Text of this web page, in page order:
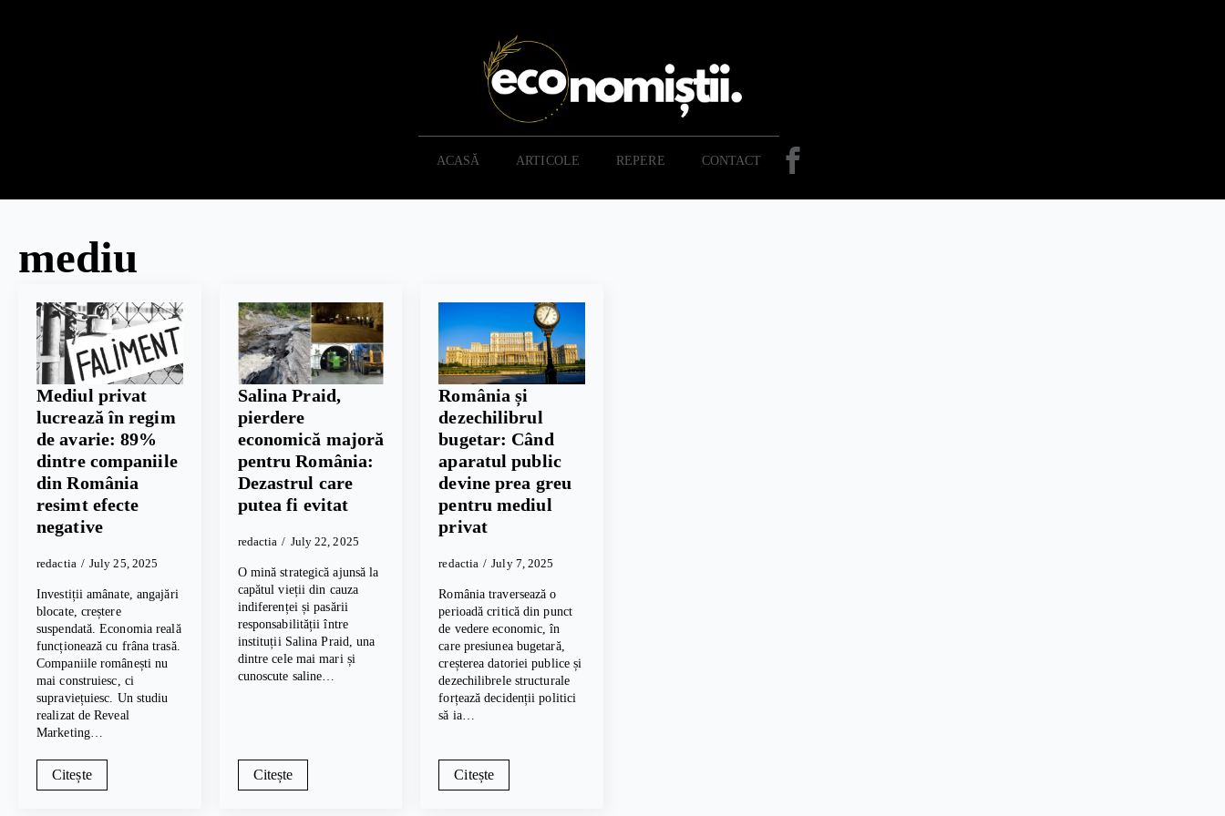
ACASĂ ARTICOLE REPERE CONTACT
mediu
Mediul privat
lucrează în regim
de avarie: 89%
dintre companiile
din România
resimt efecte
negative
redactia July 25, 2025
Investiții amânate, angajări
blocate, creștere
suspendată. Economia reală
funcționează cu frâna trasă.
Companiile românești nu
mai construiesc, ci
supraviețuiesc. Un studiu
realizat de Reveal
Marketing…
Citește
Salina Praid,
pierdere
economică majoră
pentru România:
Dezastrul care
putea fi evitat
redactia July 22, 2025
O mină strategică ajunsă la
capătul vieții din cauza
indiferenței și pasării
responsabilității între
instituții Salina Praid, una
dintre cele mai mari și
cunoscute saline…
Citește
România și
dezechilibrul
bugetar: Când
aparatul public
devine prea greu
pentru mediul
privat
redactia July 7, 2025
România traversează o
perioadă critică din punct
de vedere economic, în
care presiunea bugetară,
creșterea datoriei publice și
dezechilibrele structurale
forțează decidenții politici
să ia…
Citește